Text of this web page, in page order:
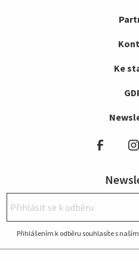
Ke
Přihlášením k odběru souhlasíte s